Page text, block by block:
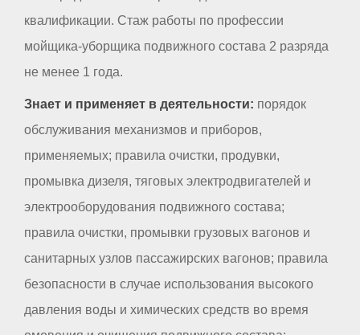
квалификации. Стаж работы по профессии
мойщика-уборщика подвижного состава 2 разряда
не менее 1 года.
Знает и применяет в деятельности: порядок
обслуживания механизмов и приборов,
применяемых; правила очистки, продувки,
промывка дизеля, тяговых электродвигателей и
электрооборудования подвижного состава;
правила очистки, промывки грузовых вагонов и
санитарных узлов пассажирских вагонов; правила
безопасности в случае использования высокого
давления воды и химических средств во время